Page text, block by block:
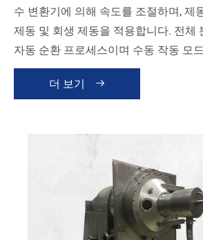
수 변환기에 의해 속도를 조절하며, 제
제동 및 회생 제동을 적용합니다. 전체
자동 순환 프로세스이며 수동 작동 모
드에서 변경할 수 있습니다. GKH 시리
심 분리기는 작은 고체 상 입도와 분리
더 보기 